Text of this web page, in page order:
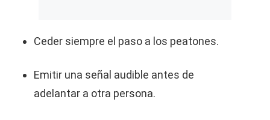
Ceder siempre el paso a los peatones.
Emitir una señal audible antes de
adelantar a otra persona.